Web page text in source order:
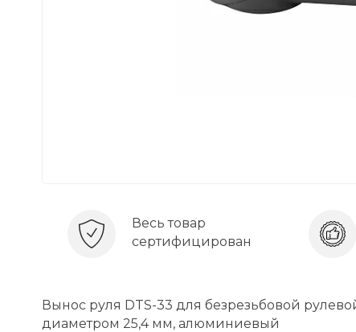
Весь товар
сертифицирован
Вынос руля DTS-33 для безрезьбовой
диаметром 25,4 мм, алюминиевый